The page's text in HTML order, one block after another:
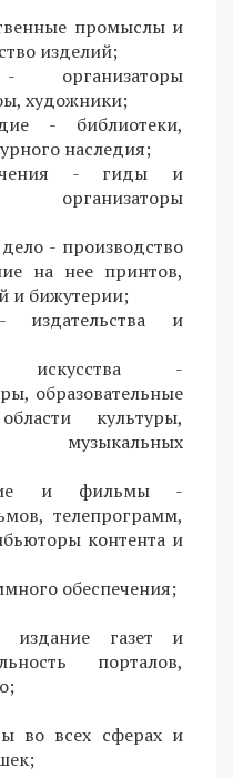
промыслы и
изделий;
организаторы
художники;
- библиотеки,
наследия;
- гиды и
организаторы
- производство
на нее принтов,
и бижутерии;
и
искусства -
образовательные
культуры,
музыкальных
и фильмы -
телепрограмм,
контента и
обеспечения;
газет и
порталов,
во всех сферах и